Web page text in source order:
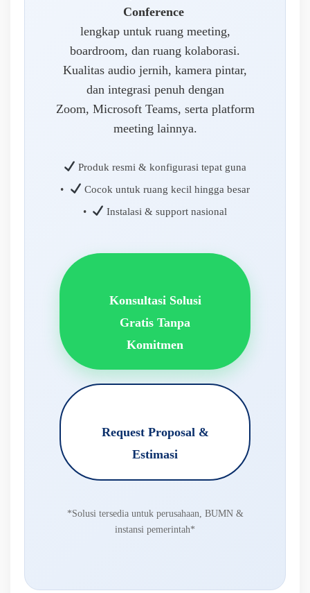
Conference
lengkap untuk ruang meeting,
boardroom, dan ruang kolaborasi.
Kualitas audio jernih, kamera pintar,
dan integrasi penuh dengan
Zoom, Microsoft Teams, serta platform
meeting lainnya.
Produk resmi & konfigurasi tepat guna
•
Cocok untuk ruang kecil hingga besar
•
Instalasi & support nasional
Konsultasi Solusi
Gratis Tanpa
Komitmen
Request Proposal &
Estimasi
*Solusi tersedia untuk perusahaan, BUMN &
instansi pemerintah*